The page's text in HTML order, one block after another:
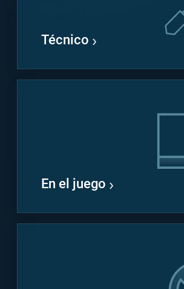
Técnico
En el juego